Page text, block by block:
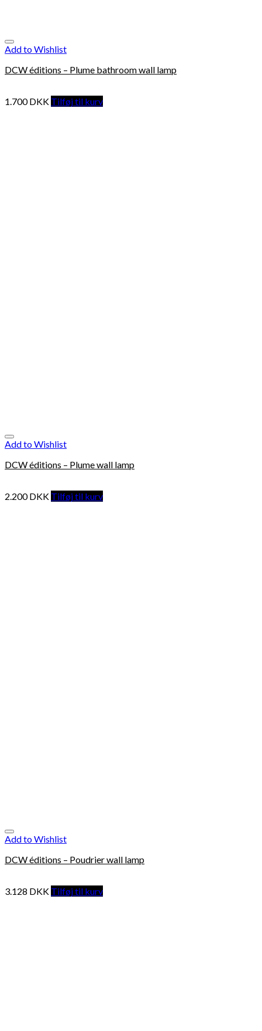
Add to Wishlist
DCW éditions – Plume bathroom wall lamp
1.700DKK Tilføj til kurv
Add to Wishlist
DCW éditions – Plume wall lamp
2.200DKK Tilføj til kurv
Add to Wishlist
DCW éditions – Poudrier wall lamp
3.128 DKK Tilføj til kurv